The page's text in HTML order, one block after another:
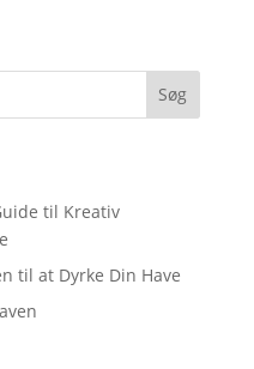
Søg
til Kreativ
til at Dyrke Din Have